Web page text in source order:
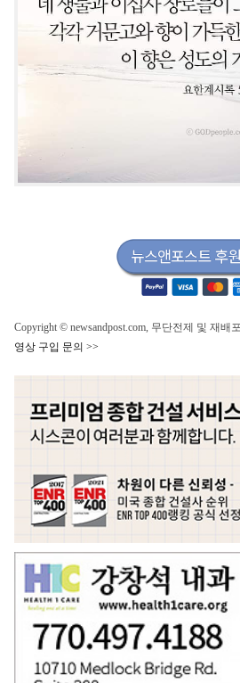
Copyright © newsandpost.com, 무단전제 및 재배
영상 구입 문의 >>